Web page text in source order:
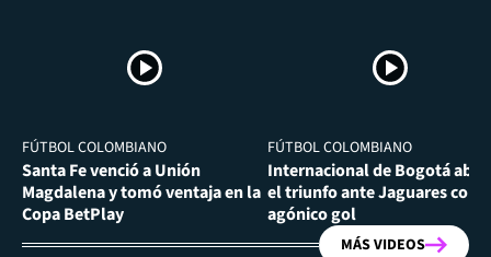
FÚTBOL COLOMBIANO
Santa Fe venció a Unión
Magdalena y tomó ventaja en la
Copa BetPlay
FÚTBOL COLOMBIANO
Internacional de Bogotá
el triunfo ante Jaguares con
agónico gol
MÁS VIDEOS